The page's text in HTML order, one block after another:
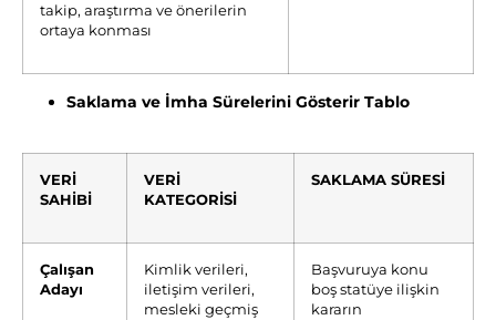
takip, araştırma ve önerilerin
ortaya konması
Saklama ve İmha Sürelerini Gösterir Tablo
VERİ
SAHİBİ
VERİ
KATEGORİSİ
SAKLAMA SÜRESİ
Çalışan
Adayı
Kimlik verileri,
iletişim verileri,
mesleki geçmiş
Başvuruya konu
boş statüye ilişkin
kararın